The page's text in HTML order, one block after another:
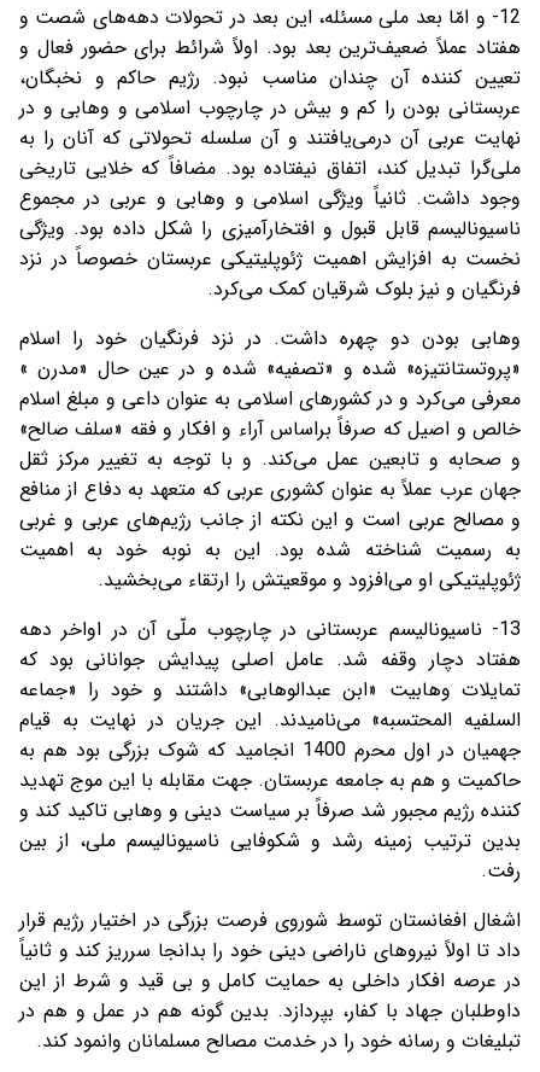
12- و امّا بعد ملی مسئله، این بعد در تحولات دهه‌های شصت و
هفتاد عملاً ضعیف‌ترین بعد بود. اولاً شرائط برای حضور فعال و
تعیین کننده‌ آن چندان مناسب نبود. رژیم حاکم و نخبگان،
عربستانی بودن را کم و بیش در چارچوب اسلامی و وهابی و در
نهایت عربی آن درمی‌یافتند و آن سلسله تحولاتی که آنان را به
ملی‌گرا تبدیل کند، اتفاق نیفتاده بود. مضافاً که خلایی تاریخی
وجود داشت. ثانیاً ویژگی‌ اسلامی و وهابی و عربی در مجموع
ناسیونالیسم قابل قبول و افتخارآمیزی را شکل داده بود. ویژگی
نخست به افزایش اهمیت ژئوپلیتیکی عربستان خصوصاً در نزد
فرنگیان و نیز بلوک شرقیان کمک می‌کرد.
وهابی بودن دو چهره داشت. در نزد فرنگیان خود را اسلام
«پروتستانتیزه»‌ شده و «تصفیه» شده و در عین حال «مدرن »
معرفی می‌کرد و در کشورهای اسلامی به عنوان داعی و مبلغ اسلام
خالص و اصیل که صرفاً براساس آراء و افکار و فقه «سلف صالح»
و صحابه و تابعین عمل می‌کند. و با توجه به تغییر مرکز ثقل
جهان عرب عملاً به عنوان کشوری عربی که متعهد به دفاع از منافع
و مصالح عربی است و این نکته از جانب رژیم‌های عربی و غربی
به رسمیت شناخته شده بود. این به نوبه خود به اهمیت
ژئوپلیتیکی او می‌افزود و موقعیتش را ارتقاء می‌بخشید.
13- ناسیونالیسم عربستانی در چارچوب‌ ملّی آن در اواخر دهه
هفتاد دچار وقفه شد. عامل اصلی پیدایش جوانانی بود که
تمایلات وهابیت «ابن عبدالوهابی» داشتند و خود را «جماعه
السلفیه المحتسبه» می‌نامیدند. این جریان در نهایت به قیام
جهمیان در اول محرم 1400 انجامید که شوک بزرگی بود هم به
حاکمیت و هم به جامعه عربستان. جهت مقابله با این موج تهدید
کننده رژیم مجبور شد صرفاً بر سیاست دینی و وهابی تاکید کند و
بدین ترتیب زمینه رشد و شکوفایی ناسیونالیسم ملی، از بین
رفت.
اشغال افغانستان توسط شوروی فرصت بزرگی در اختیار رژیم قرار
داد تا اولاً نیروهای ناراضی دینی خود را بدانجا سرریز کند و ثانیاً
در عرصه افکار داخلی به حمایت کامل و بی قید و شرط از این
داوطلبان جهاد با کفار، بپردازد. بدین گونه هم در عمل و هم در
تبلیغات و رسانه خود را در خدمت مصالح مسلمانان وانمود کند.